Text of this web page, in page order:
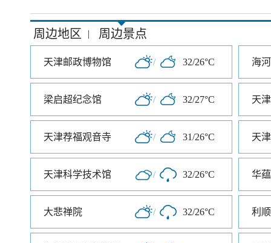
周边地区 | 周边景点
天津邮政博物馆 / 32/26°C
梁启超纪念馆 / 32/27°C
天津荐福观音寺 / 31/26°C 天
天津科学技术馆 / 32/26°C 华
大悲禅院 / 32/26°C 利